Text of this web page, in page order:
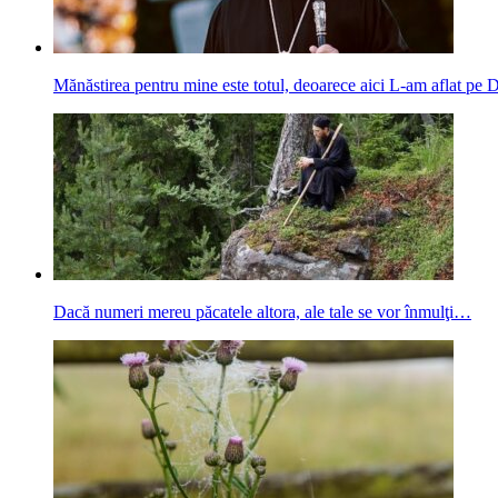
Mănăstirea pentru mine este totul, deoarece aici L-am aflat pe
Dacă numeri mereu păcatele altora, ale tale se vor înmulţi…